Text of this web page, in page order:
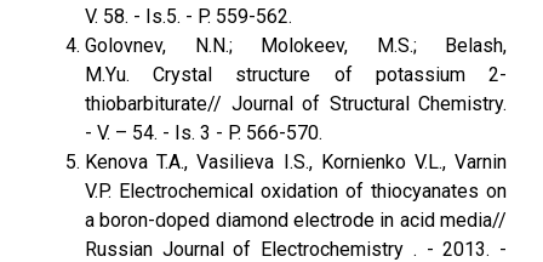
V. 58. - Is.5. - P. 559-562.
Golovnev, N.N.; Molokeev, M.S.; Belash,
M.Yu. Crystal structure of potassium 2-
thiobarbiturate// Journal оf Structural Chemistry.
- V. – 54. - Is. 3 - P. 566-570.
Kenova T.A., Vasilieva I.S., Kornienko V.L., Varnin
V.P. Electrochemical oxidation of thiocyanates on
a boron-doped diamond electrode in acid media//
Russian Journal of Electrochemistry . - 2013. -